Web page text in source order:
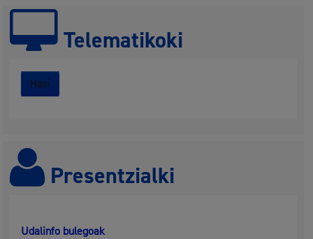
Telematikoki
Hasi
Presentzialki
Udalinfo bulegoak